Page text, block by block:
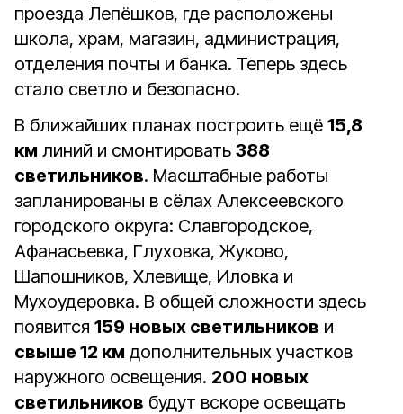
проезда Лепёшков, где расположены
школа, храм, магазин, администрация,
отделения почты и банка. Теперь здесь
стало светло и безопасно.
В ближайших планах построить ещё 15,8
км линий и смонтировать 388
светильников. Масштабные работы
запланированы в сёлах Алексеевского
городского округа: Славгородское,
Афанасьевка, Глуховка, Жуково,
Шапошников, Хлевище, Иловка и
Мухоудеровка. В общей сложности здесь
появится 159 новых светильников и
свыше 12 км дополнительных участков
наружного освещения. 200 новых
светильников будут вскоре освещать